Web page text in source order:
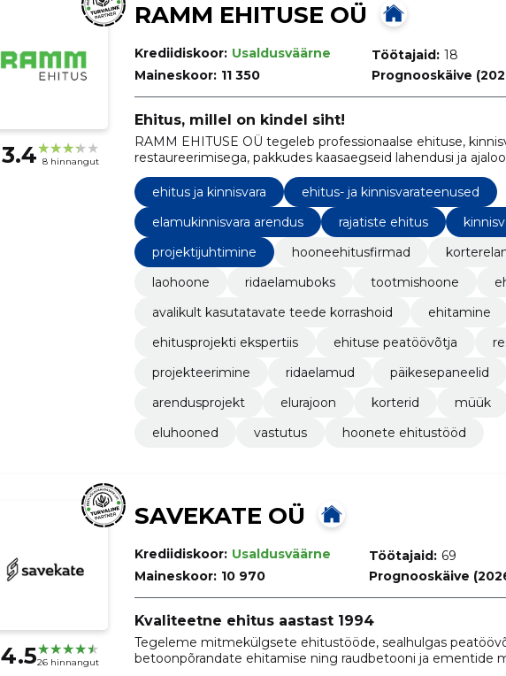
3.4 8 hinnangut
RAMM EHITUSE OÜ
Krediidiskoor: Usaldusväärne
Maineskoor: 11 350
Töötajaid: 18
Prognooskäive
Ehitus, millel on kindel siht!
RAMM EHITUSE OÜ tegeleb professionaalse ehituse,
restaureerimisega, pakkudes kaasaegseid lahendusi ja
hoidmist.
ehitus ja kinnisvara
ehitus- ja kinnisvarateenused
elamukinnisvara arendus
rajatiste ehitus
projektijuhtimine
hooneehitusfirmad
laohoone
ridaelamuboks tootmishoone
avalikult kasutatavate teede korrashoid
ehitamine
ehitusprojekti ekspertiis
ehituse peatöövõtja
projekteerimine
ridaelamud päikesepaneelid
arendusprojekt
elurajoon korterid müük
eluhooned
vastutus hoonete ehitustööd
4.526 hinnangut
SAVEKATE OÜ
Krediidiskoor: Usaldusväärne
Maineskoor: 10 970
Töötajaid: 69
Prognooskäive
Kvaliteetne ehitus aastast 1994
Tegeleme mitmekülgsete ehitustööde, sealhulgas
betoonpõrandate ehitamise ning raudbetooni ja ementide